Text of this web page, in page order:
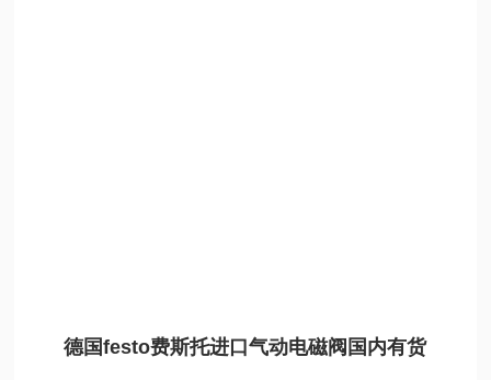
德国festo费斯托进口气动电磁阀国内有货